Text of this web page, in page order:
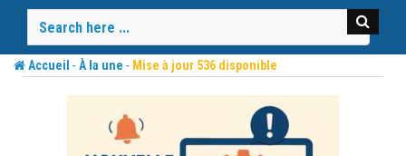
content
Accueil -À la une - Mise à jour 536 disponible